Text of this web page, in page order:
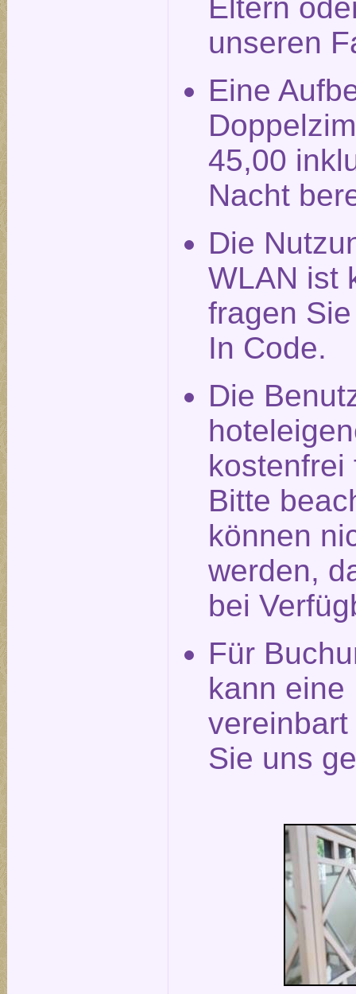
Eltern
unseren
Eine
45,00
Nacht
Die
WLAN ist
fragen
In Code.
Die
kostenfrei
Bitte
können
werden,
bei
Für
kann eine
Sie uns